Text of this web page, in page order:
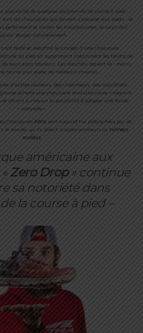
pugnacité de quelques passionnés de course à pied
les chaussures qui doivent s’adapter aux pieds… et
performant et limiter les traumatismes, le corps doit
bouger naturellement.
ont testé et peaufiné le concept d’une chaussure
du pied en supprimant notamment les talons de
de leurs amis coureurs. Les résultats étaient là : moins
course plus aisée, de meilleurs chronos…
d’autres coureurs, des chercheurs, des industriels,
échelle une chaussure révolutionnaire intégrant
offrant à chacun la possibilité d’adopter une foulée
« naturelle ».
chaussures Altra sont aujourd’hui plébiscitées par de
le monde, qu’ils soient simples amateurs ou runners
assidus.
américaine aux
Zero Drop» continue
sa notoriété dans
la course à pied –